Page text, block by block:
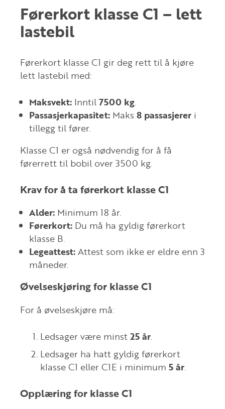
Førerkort klasse C1 – lett
lastebil
Førerkort klasse C1 gir deg rett til å kjøre
lett lastebil med:
Maksvekt: Inntil7500 kg.
Passasjerkapasitet: Maks 8 passasjerer i
tillegg til fører.
Klasse C1 er også nødvendig for å få
førerrett til bobil over 3500 kg.
Krav for å ta førerkort klasse C1
Alder: Minimum 18 år.
Førerkort: Du må ha gyldig førerkort
klasse B.
Legeattest:Attest som ikke er eldre enn 3
måneder.
Øvelseskjøring for klasse C1
For å øvelseskjøre må:
Ledsager være minst25 år.
Ledsager ha hatt gyldig førerkort
klasse C1 eller C1E i minimum 5 år.
Opplæring for klasse C1